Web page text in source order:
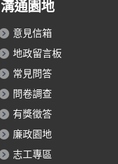
溝通園地
意見信箱
地政留言板
常見問答
問卷調查
有獎徵答
廉政園地
志工專區